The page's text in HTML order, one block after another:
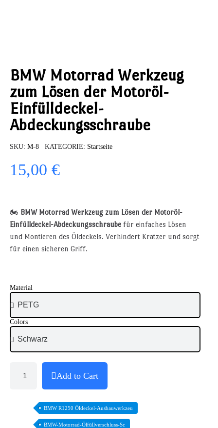
BMW Motorrad Werkzeug
zum Lösen der Motoröl-
Einfülldeckel-
Abdeckungsschraube
SKU M-8 KATEGORIE Startseite
15,00 €
🏍️ BMW Motorrad Werkzeug zum Lösen der Motoröl-
Einfülldeckel-Abdeckungsschraube für einfaches Lösen
und Montieren des Öldeckels. Verhindert Kratzer und sorgt
für einen sicheren Griff.
Material
Colors
Add to Cart
BMW R1250 Öldeckel-Ausbauwerkzeu
BMW-Motorrad-Ölfüllverschluss-Sc